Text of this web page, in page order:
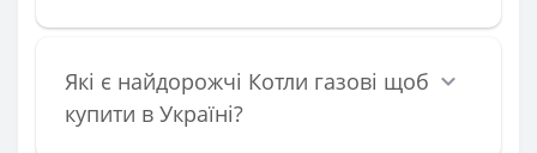
Які є найдорожчі Котли газові щоб
купити в Україні?